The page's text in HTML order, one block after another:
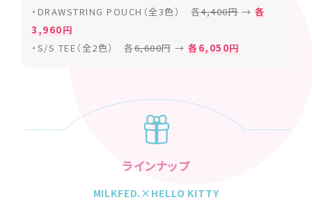
・DRAWSTRING POUCH（全3色） 各4,400円 → 各
3,960円
・S/S TEE（全2色） 各6,600円 → 各6,050円
ラインナップ
MILKFED.×HELLO KITTY